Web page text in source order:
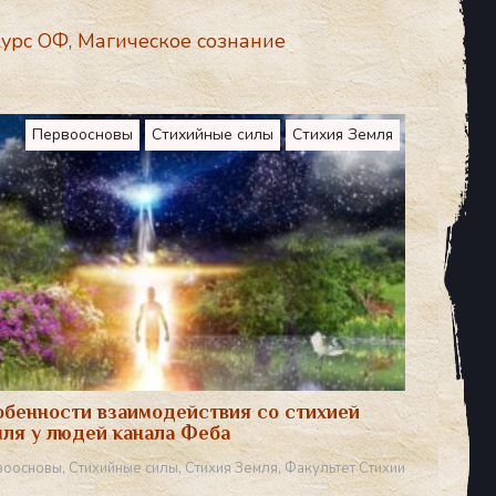
ОФ,Магическое сознание
Первоосновы Стихийные силы Стихия Земля
взаимодействия со стихией
у людей канала Феба
,Стихийные силы,Стихия Земля, Факультет Стихии